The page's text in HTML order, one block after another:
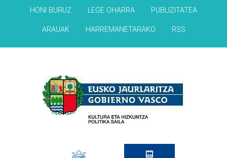
HONI BURUZ LEGE OHARRA PUBLIZITATEA
ARAUAK HARREMANETARAKO RSS